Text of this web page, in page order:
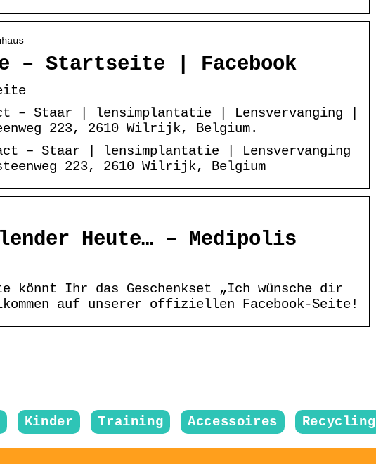
– Startseite | Facebook
– Staar | lensimplantatie | Lensvervanging |
223, 2610 Wilrijk, Belgium.
– Staar | lensimplantatie | Lensvervanging
223, 2610 Wilrijk, Belgium
Heute… – Medipolis
könnt Ihr das Geschenkset „Ich wünsche dir
auf unserer offiziellen Facebook-Seite!
Kinder Training Accessoires Recycling